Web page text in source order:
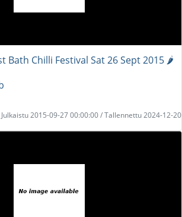
Bath Chilli Festival Sat 26 Sept 2015 🌶
Julkaistu 2015-09-27 00:00:00 / Tallennettu 2024-12-20